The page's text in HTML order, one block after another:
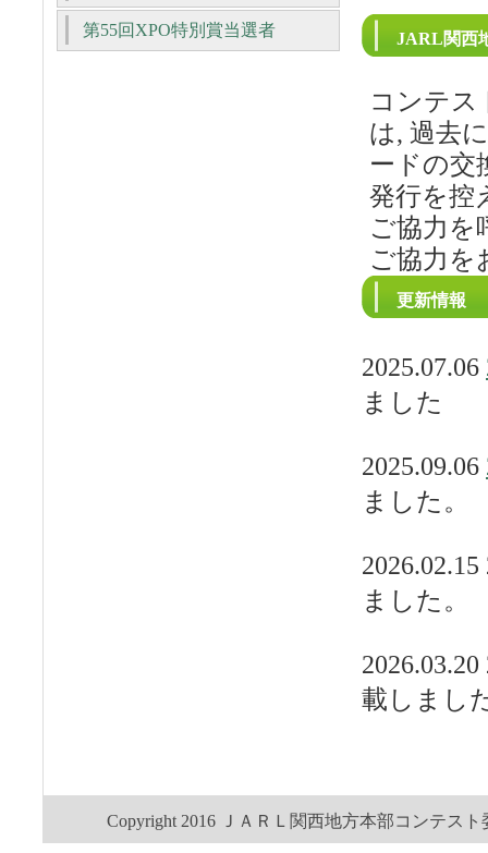
JARL関西
コンテス
は, 過去
ードの交
発行を控
ご協力を
ご協力を
更新情報
2025.07.06
ました
2025.09.06
ました。
2026.02.15
ました。
2026.03.20
載し
第55回XPO特別賞当選者
Copyright 2016 ＪＡＲＬ関西地方本部コンテス